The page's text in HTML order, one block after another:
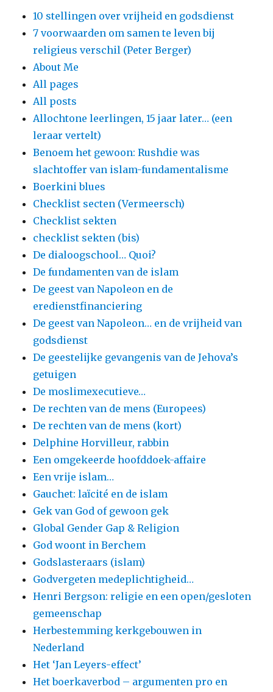
10 stellingen over vrijheid en godsdienst
7 voorwaarden om samen te leven bij
religieus verschil (Peter Berger)
About Me
All pages
All posts
Allochtone leerlingen, 15 jaar later… (een
leraar vertelt)
Benoem het gewoon: Rushdie was
slachtoffer van islam-fundamentalisme
Boerkini blues
Checklist secten (Vermeersch)
Checklist sekten
checklist sekten (bis)
De dialoogschool… Quoi?
De fundamenten van de islam
De geest van Napoleon en de
eredienstfinanciering
De geest van Napoleon… en de vrijheid van
godsdienst
De geestelijke gevangenis van de Jehova’s
getuigen
De moslimexecutieve…
De rechten van de mens (Europees)
De rechten van de mens (kort)
Delphine Horvilleur, rabbin
Een omgekeerde hoofddoek-affaire
Een vrije islam…
Gauchet: laïcité en de islam
Gek van God of gewoon gek
Global Gender Gap & Religion
God woont in Berchem
Godslasteraars (islam)
Godvergeten medeplichtigheid…
Henri Bergson: religie en een open/gesloten
gemeenschap
Herbestemming kerkgebouwen in
Nederland
Het ‘Jan Leyers-effect’
Het boerkaverbod – argumenten pro en